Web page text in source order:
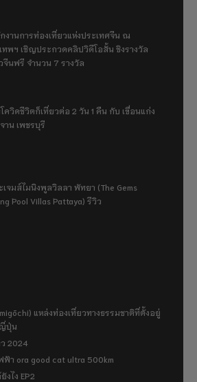
งานการท่องเที่ยวแห่งประเทศจีน ณ
ทพฯ เชิญประกวดคลิปวิดีโอสั้น ชิงรางวัล
จีนฟรี จำนวน 7 รางวัล
ควิดชีวิตก็เที่ยวต่อ 2 วัน 1 คืน กับ เขื่อนแก่ง
าน เพชรบุรี
เจมส์ไมนิงพูลวิลลา พัทยา (The Gems
Pool Villas Pattaya) รีวิว
แหล่งท่องเที่ยวทางธรรมชาติที่ตั้งอยู่
ญี่ปุ่น
2024
ฟ้า ora good cat ultra 500km
งไง EP2